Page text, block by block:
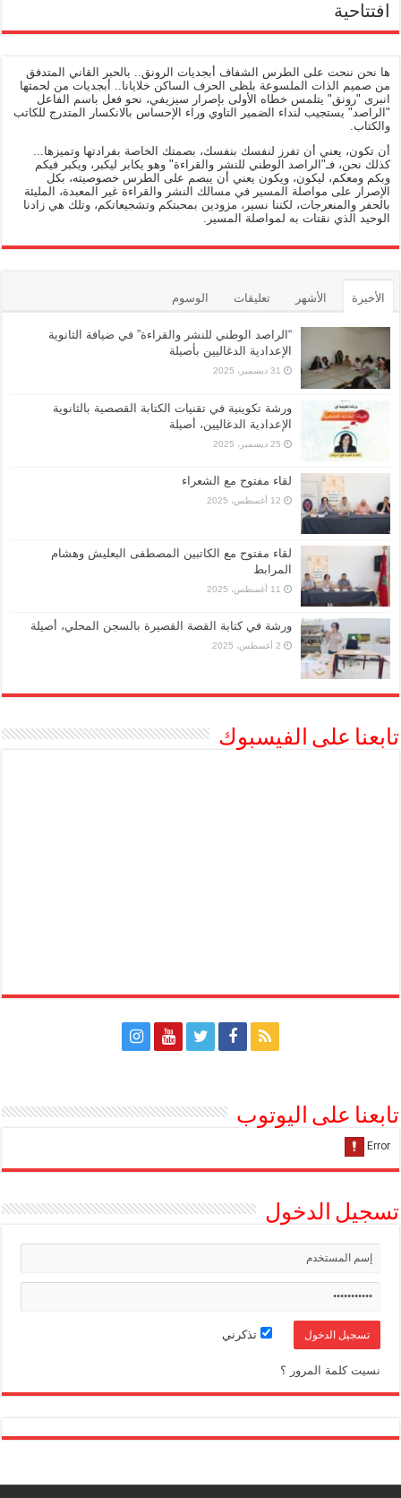
افتتاحية
ها نحن ننحت على الطرس الشفاف أبجديات الرونق.. بالحبر القاني المتدفق
من صميم الذات الملسوعة بلظى الحرف الساكن خلايانا.. أبجديات من لحمتها
انبرى "رونق" يتلمس خطاه الأولى بإصرار سيزيفي، نحو فعل باسم الفاعل
"الراصد" يستجيب لنداء الضمير التاوي وراء الإحساس بالانكسار المتدرج للكاتب
والكتاب.
أن تكون، يعني أن تفرز لنفسك بنفسك، بصمتك الخاصة بفرادتها وتميزها...
كذلك نحن، فـ"الراصد الوطني للنشر والقراءة" وهو يكابر ليكبر، ويكبر فيكم
وبكم ومعكم، ليكون، ويكون يعني أن يبصم على الطرس خصوصيته، بكل
الإصرار على مواصلة المسير في مسالك النشر والقراءة غير المعبدة، المليئة
بالحفر والمنعرجات، لكننا نسير، مزودين بمحبتكم وتشجيعاتكم، وتلك هي زادنا
الوحيد الذي نقتات به لمواصلة المسير.
الأخيرة الأشهر تعليقات الوسوم
“الراصد الوطني للنشر والقراءة” في ضيافة الثانوية
الإعدادية الدغاليين بأصيلة
31 ديسمبر، 2025
ورشة تكوينية في تقنيات الكتابة القصصية بالثانوية
الإعدادية الدغاليين، أصيلة
25 ديسمبر، 2025
لقاء مفتوح مع الشعراء
12 أغسطس، 2025
لقاء مفتوح مع الكاتبين المصطفى البعليش وهشام
المرابط
11 أغسطس، 2025
ورشة في كتابة القصة القصيرة بالسجن المحلي، أصيلة
2 أغسطس، 2025
تابعنا على الفيسبوك
تابعنا على اليوتوب
تسجيل الدخول
تذكرني
نسيت كلمة المرور ؟